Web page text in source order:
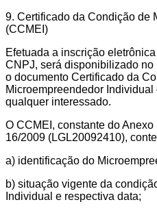
9. Certificado da Condição de
(CCMEI)
Efetuada a inscrição
CNPJ, será disponibilizado
o documento Certificado da
Microempreendedor
qualquer interessado.
O CCMEI, constante do
16/2009 (LGL20092410),
a) identificação do
b) situação vigente da
Individual e respectiva data;